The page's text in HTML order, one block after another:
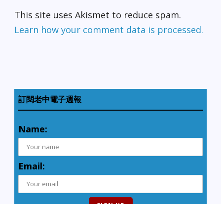
This site uses Akismet to reduce spam.
Learn how your comment data is processed.
訂閱老中電子週報
Name:
Email: